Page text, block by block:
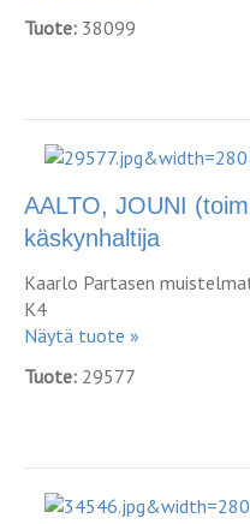
Tuote: 38099
AALTO, JOUNI
käskynhaltija
Kaarlo Partasen
K4
Näytä tuote »
Tuote: 29577